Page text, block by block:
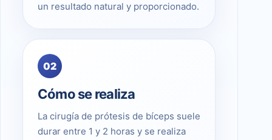
un resultado natural y proporcionado.
02
Cómo se realiza
La cirugía de prótesis de bíceps suele
durar entre 1 y 2 horas y se realiza